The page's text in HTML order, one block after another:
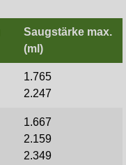
Saugstärke max.
(ml)
1.765
2.247
1.667
2.159
2.349